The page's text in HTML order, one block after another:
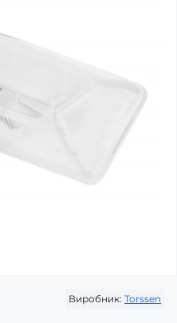
Виробник: Torssen